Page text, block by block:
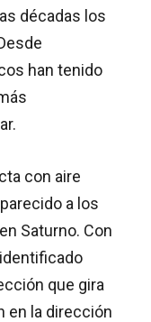
décadas los
han tenido
con aire
a los
Saturno. Con
que gira
en la dirección